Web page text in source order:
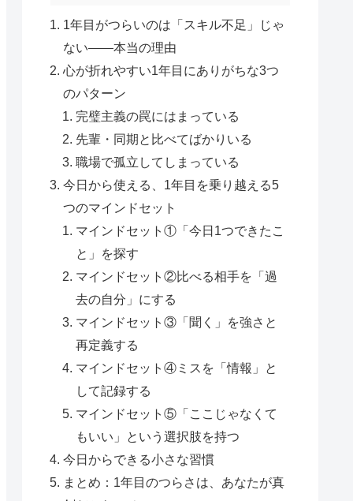
1年目がつらいのは「スキル不足」じゃ
ない——本当の理由
心が折れやすい1年目にありがちな3つ
のパターン
完璧主義の罠にはまっている
先輩・同期と比べてばかりいる
職場で孤立してしまっている
今日から使える、1年目を乗り越える5
つのマインドセット
マインドセット①「今日1つできたこ
と」を探す
マインドセット②比べる相手を「過
去の自分」にする
マインドセット③「聞く」を強さと
再定義する
マインドセット④ミスを「情報」と
して記録する
マインドセット⑤「ここじゃなくて
もいい」という選択肢を持つ
今日からできる小さな習慣
まとめ：1年目のつらさは、あなたが真